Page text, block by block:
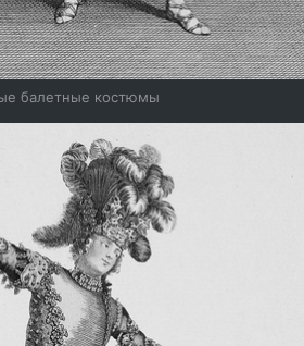
балетные костюмы